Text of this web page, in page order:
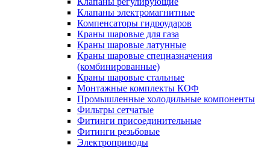
Клапаны электромагнитные
Компенсаторы гидроударов
Краны шаровые для газа
Краны шаровые латунные
Краны шаровые спецназначения
(комбинированные)
Краны шаровые стальные
Монтажные комплекты КОФ
Промышленные холодильные компоненты
Фильтры сетчатые
Фитинги присоединительные
Фитинги резьбовые
Электроприводы